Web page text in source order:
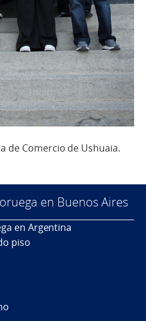
de Comercio de Ushuaia.
en Buenos Aires
en Argentina
piso